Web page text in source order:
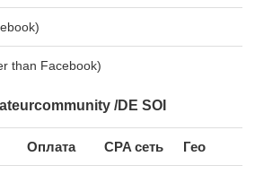
than Facebook)
/DE SOI
Оплата CPA сеть Гео